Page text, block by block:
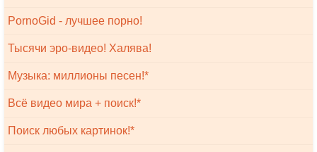
PornoGid - лучшее порно!
Тысячи эро-видео! Халява!
Музыка: миллионы песен!*
Всё видео мира + поиск!*
Поиск любых картинок!*